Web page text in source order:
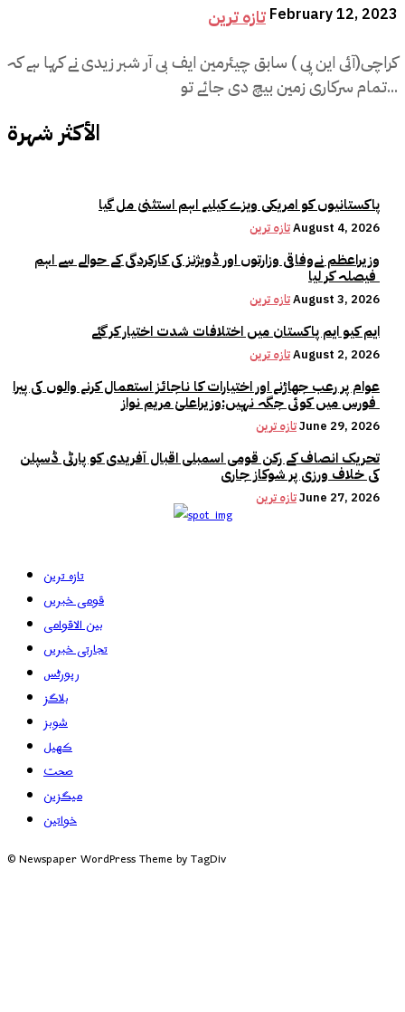
تازہ ترین February 12, 2023
کراچی(آئی این پی ) سابق چیئرمین ایف بی آر شبر زیدی نے کہا ہے کہ
تمام سرکاری زمین بیچ دی جائے تو...
الأكثر شهرة
پاکستانیوں کو امریکی ویزے کیلیے اہم استثنیٰ مل گیا
تازہ ترینAugust 4, 2026
وزیراعظم نےوفاقی وزارتوں اور ڈویژنز کی کارکردگی کے حوالے سے اہم
تازہ ترینAugust 3, 2026
ایم کیو ایم پاکستان میں اختلافات شدت اختیار کر گئے
تازہ ترینAugust 2, 2026
عوام پر رعب جھاڑنے اور اختیارات کا ناجائز استعمال کرنے والوں کی پیرا
تازہ ترینJune 29, 2026
تحریک انصاف کے رکن قومی اسمبلی اقبال آفریدی کو پارٹی ڈسپلن
کی خلاف ورزی پر شوکاز جاری
تازہ ترینJune 27, 2026
تازہ ترین
قومی خبریں
بین الاقوامی
تجارتی خبریں
رپورٹس
بلاگز
شوبز
کھیل
صحت
میگزین
خواتین
© Newspaper WordPress Theme by TagDiv